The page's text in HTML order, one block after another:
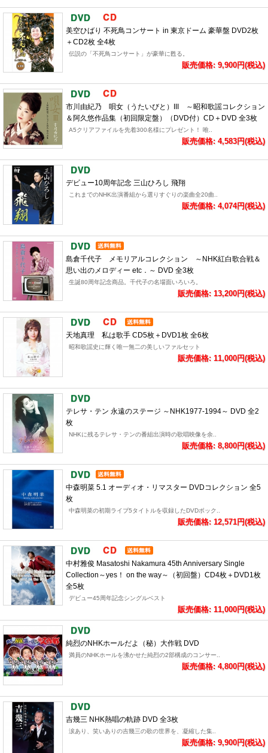
美空ひばり 不死鳥コンサート in 東京ドーム 豪華盤 DVD2枚
＋CD2枚 全4枚
伝説の「不死鳥コンサート」が豪華に甦る。
販売価格: 9,900円(税込)
市川由紀乃 唄女（うたいびと）III ～昭和歌謡コレクション
＆阿久悠作品集（初回限定盤）（DVD付）CD＋DVD 全3枚
A5クリアファイルを先着300名様にプレゼント！ 唯..
販売価格: 4,583円(税込)
デビュー10周年記念 三山ひろし 飛翔
これまでのNHK出演番組から選りすぐりの楽曲全20曲..
販売価格: 4,074円(税込)
島倉千代子 メモリアルコレクション ～NHK紅白歌合戦＆
思い出のメロディー etc．～ DVD 全3枚
生誕80周年記念商品。千代子の名場面いろいろ。
販売価格: 13,200円(税込)
天地真理 私は歌手 CD5枚＋DVD1枚 全6枚
昭和歌謡史に輝く唯一無二の美しいファルセット
販売価格: 11,000円(税込)
テレサ・テン 永遠のステージ ～NHK1977-1994～ DVD 全2
枚
NHKに残るテレサ・テンの番組出演時の歌唱映像を余..
販売価格: 8,800円(税込)
中森明菜 5.1 オーディオ・リマスター DVDコレクション 全5
枚
中森明菜の初期ライブ5タイトルを収録したDVDボック..
販売価格: 12,571円(税込)
中村雅俊 Masatoshi Nakamura 45th Anniversary Single
Collection～yes！ on the way～（初回盤）CD4枚＋DVD1枚
全5枚
デビュー45周年記念シングルベスト
販売価格: 11,000円(税込)
純烈のNHKホールだよ（秘）大作戦 DVD
満員のNHKホールを沸かせた純烈の2部構成のコンサー..
販売価格: 4,800円(税込)
吉幾三 NHK熱唱の軌跡 DVD 全3枚
涙あり、笑いありの吉幾三の歌の世界を、凝縮した集..
販売価格: 9,900円(税込)